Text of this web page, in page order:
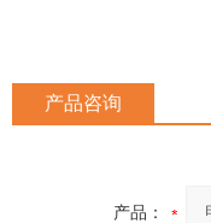
产品咨询
产品：